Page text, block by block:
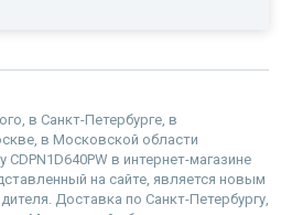
в Санкт-Петербурге, в
в Московской области
в интернет-магазине
на сайте, является новым
Доставка по Санкт-Петербургу,